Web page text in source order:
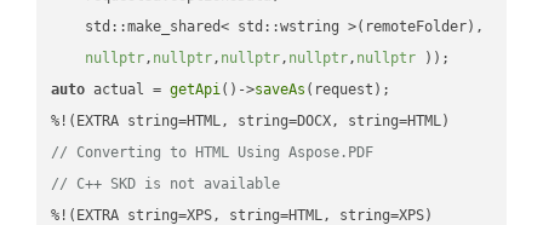
    std::make_shared< std::wstring >(remoteFolder),
nullptr, nullptr, nullptr, nullptr, nullptr ))
auto actual = getApi()->saveAs (request);
// Converting to HTML Using Aspose.PDF
// C++ SKD is not available
%!(EXTRA string=XPS, string=HTML, string=XPS)